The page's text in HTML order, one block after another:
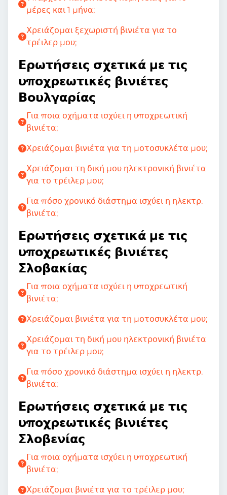
μέρες και 1 μήνα;
Χρειάζομαι ξεχωριστή βινιέτα για το
τρέιλερ μου;
Ερωτήσεις σχετικά με τις
υποχρεωτικές βινιέτες
Βουλγαρίας
Για ποια οχήματα ισχύει η υποχρεωτική
βινιέτα;
Χρειάζομαι βινιέτα για τη μοτοσυκλέτα μου;
Χρειάζομαι τη δική μου ηλεκτρονική βινιέτα
για το τρέιλερ μου;
Για πόσο χρονικό διάστημα ισχύει η ηλεκτρ.
βινιέτα;
Ερωτήσεις σχετικά με τις
υποχρεωτικές βινιέτες
Σλοβακίας
Για ποια οχήματα ισχύει η υποχρεωτική
βινιέτα;
Χρειάζομαι βινιέτα για τη μοτοσυκλέτα μου;
Χρειάζομαι τη δική μου ηλεκτρονική βινιέτα
για το τρέιλερ μου;
Για πόσο χρονικό διάστημα ισχύει η ηλεκτρ.
βινιέτα;
Ερωτήσεις σχετικά με τις
υποχρεωτικές βινιέτες
Σλοβενίας
Για ποια οχήματα ισχύει η υποχρεωτική
βινιέτα;
Χρειάζομαι βινιέτα για το τρέιλερ μου;